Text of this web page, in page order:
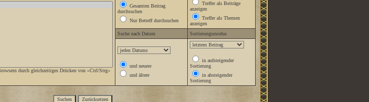
durch gleichzeitiges Drücken von »Ctrl/Strg«
Gesamten Beitrag
durchsuchen
Nur Betreff durchsuchen
Treffer als Beiträge
anzeigen
Treffer als Themen
anzeigen
Suche nach Datum
Sortierungsmodus
und neuere
und ältere
in aufsteigender
Sortierung
in absteigender
Sortierung